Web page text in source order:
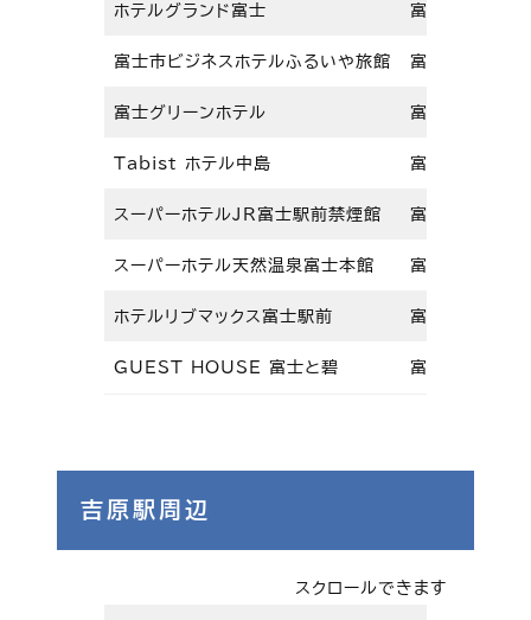
ホテルグランド富士 富士市平垣本
富士市ビジネスホテルふるいや旅館 富士市平垣町
富士グリーンホテル 富士市本町5-
Tabist ホテル中島 富士市中島
スーパーホテルJR富士駅前禁煙館 富士市横割本
スーパーホテル天然温泉富士本館 富士市水戸島
ホテルリブマックス富士駅前 富士市横割本
GUEST HOUSE 富士と碧 富士市元町9-
吉原駅周辺
スクロールできます